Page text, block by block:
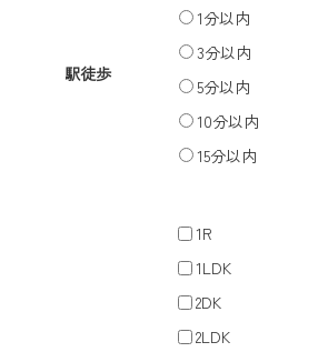
駅徒歩
1分以内
3分以内
5分以内
10分以内
15分以内
1R
1LDK
2DK
2LDK